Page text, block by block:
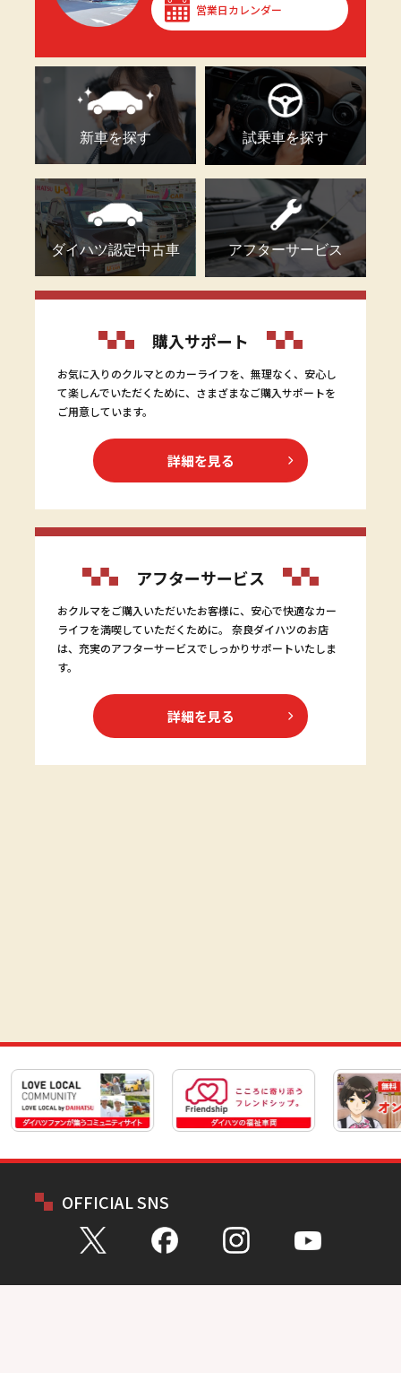
営業日カレンダー
新車を探す 試乗車を探す
ダイハツ認定中古車 アフターサービス
購入サポート
お気に入りのクルマとのカーライフを、無理なく、安心し
て楽しんでいただくために、さまざまなご購入サポートを
ご用意しています。
詳細を見る
アフターサービス
おクルマをご購入いただいたお客様に、安心で快適なカー
ライフを満喫していただくために。 奈良ダイハツのお店
は、充実のアフターサービスでしっかりサポートいたしま
す。
詳細を見る
OFFICIAL SNS